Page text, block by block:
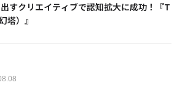
すクリエイティブで認知拡大に成功！『T
）』